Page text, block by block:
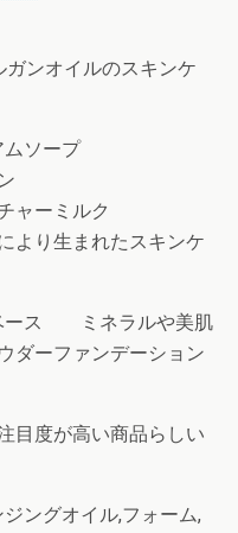
ンオイルのスキンケ
ソープ
ャーミルク
より生まれたスキンケ
ース ミネラルや美肌
ダーファンデーション
目度が高い商品らしい
ングオイル,フォーム,